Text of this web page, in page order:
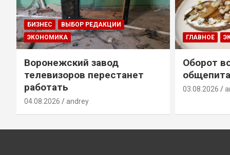
БИЗНЕС
ВЫБОР РЕДАКЦИИ
ЭКОНОМИКА
Воронежский завод
телевизоров перестанет
работать
04.08.2026 andrey
ГЛАВНОЕ
Оборот
03.08.2026